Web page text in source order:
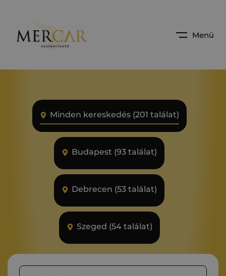
Menü
Minden kereskedés (201 találat)
Budapest (93 találat)
Debrecen (53 találat)
Szeged (54 találat)